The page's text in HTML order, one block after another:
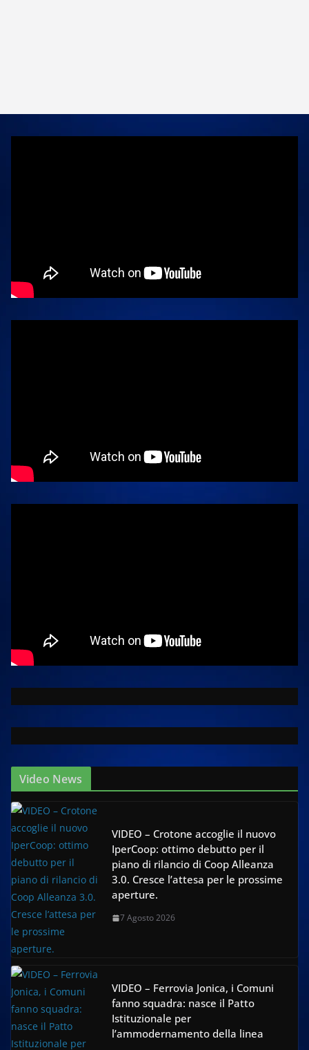
Video News
VIDEO – Crotone accoglie il nuovo
IperCoop: ottimo debutto per il
piano di rilancio di Coop Alleanza
3.0. Cresce l’attesa per le prossime
aperture.
7 Agosto 2026
VIDEO – Ferrovia Jonica, i Comuni
fanno squadra: nasce il Patto
Istituzionale per
l’ammodernamento della linea